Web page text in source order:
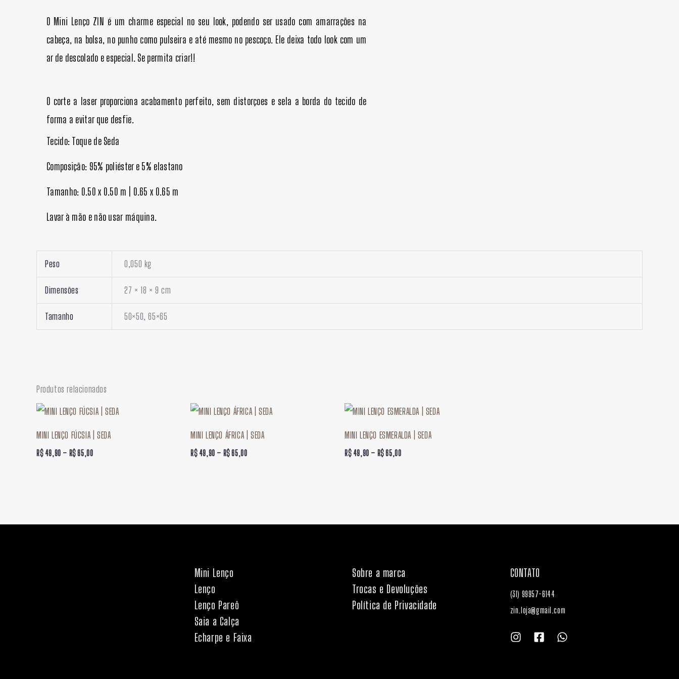
O Mini Lenço ZIN é um charme especial no seu look, podendo ser usado com amarrações na
cabeça, na bolsa, no punho como pulseira e até mesmo no pescoço. Ele deixa todo look com um
ar de descolado e especial. Se permita criar!!
O corte a laser proporciona acabamento perfeito, sem distorçoes e sela a borda do tecido de
forma a evitar que desfie.
Tecido: Toque de Seda
Composição: 95% poliéster e 5% elastano
Tamanho: 0.50 x 0.50 m | 0.65 x 0.65 m
Lavar à mão e não usar máquina.
Peso 0,050 kg
Dimensões 27 × 18 × 9 cm
Tamanho 50×50, 65×65
Produtos relacionados
MINI LENÇO FÚCSIA | SEDA
R$49,90 – R$65,00
Faixa
preço:
R$ 49,90
através
MINI LENÇO ÁFRICA | SEDA
R$49,90 – R$65,00
Faixa
preço:
R$ 49,90
através
MINI LENÇO ESMERALDA | SEDA
R$49,90 – R$65,00
Faixa
preço:
R$ 49,90
através
Mini Lenço
Lenço
Lenço Pareô
Saia a Calça
Echarpe e Faixa
Sobre a marca
Trocas e Devoluções
Política de Privacidade
CONTATO
(31) 99957-6144
zin.loja@gmail.com